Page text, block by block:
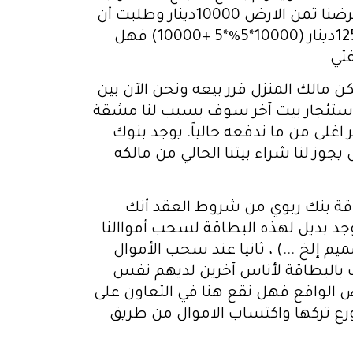
وتكون فترة السداد حسب الاتفاق بيننا على أن يأخذ البنك نسبة 4% أو 5% عن كل سنة أي لو فرضنا ثمن الارض 10000دينار وطلبت أن
يكون السداد على 5 سنوات فإنه يترتب علي أن أعيد المبلغ بعد 5 سنوات بنسبة 5% حوالي 12500دينار (10000*5%*5 +10000) فهل
مالك المنزل قرر بيعه ونحن الآن بين
استئجار بيت آخر سوف يسبب لنا مشقة
اغلى من ما ندفعه حالياً. يوجد بنوك
لنا شراء بيتنا الحالي من مالكه
بنك ربوي من شروط العقد أنك
، علما أنه لا يوجد بديل لهذه البطاقة لسحب أمواالنا
إلخ ...) ، ثانيا عند سحب الأموال
بالبطاقة لأناس آخرين لديهم نفس
الواقع فهل نقع هنا في التعاون على
تركها واكتساب الاموال من طريق